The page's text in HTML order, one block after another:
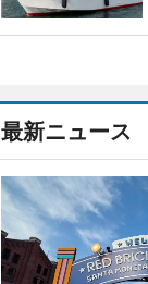
最新ニュース